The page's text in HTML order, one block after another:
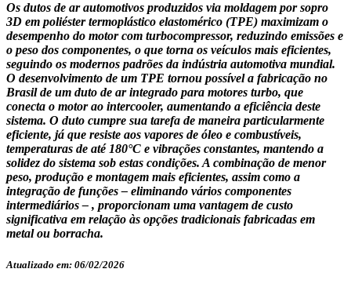
Os dutos de ar automotivos produzidos via moldagem por sopro
3D em poliéster termoplástico elastomérico (TPE) maximizam o
desempenho do motor com turbocompressor, reduzindo emissões e
o peso dos componentes, o que torna os veículos mais eficientes,
seguindo os modernos padrões da indústria automotiva mundial.
O desenvolvimento de um TPE tornou possível a fabricação no
Brasil de um duto de ar integrado para motores turbo, que
conecta o motor ao intercooler, aumentando a eficiência deste
sistema. O duto cumpre sua tarefa de maneira particularmente
eficiente, já que resiste aos vapores de óleo e combustíveis,
temperaturas de até 180°C e vibrações constantes, mantendo a
solidez do sistema sob estas condições. A combinação de menor
peso, produção e montagem mais eficientes, assim como a
integração de funções – eliminando vários componentes
intermediários – , proporcionam uma vantagem de custo
significativa em relação às opções tradicionais fabricadas em
metal ou borracha.
Atualizado em: 06/02/2026